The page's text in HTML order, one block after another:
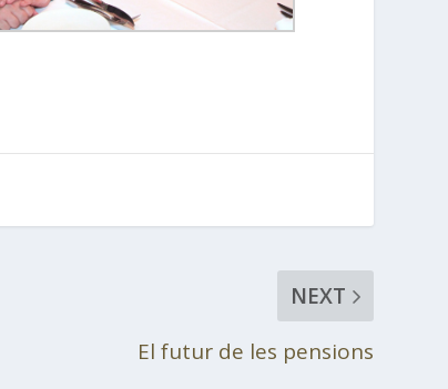
NEXT
El futur de les pensions